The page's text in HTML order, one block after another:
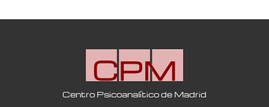
Centro Psicoanalítico de Madrid